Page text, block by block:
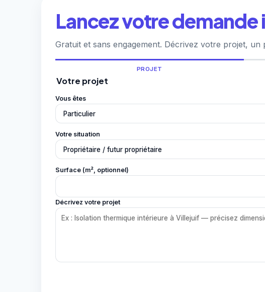
Lancez votre
Gratuit et sans engagement. Décrivez votre projet,
PROJET
Votre projet
Vous êtes
Votre situation
Surface (m², optionnel)
Décrivez votre projet